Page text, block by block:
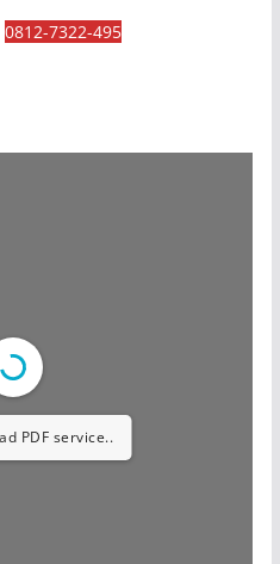
0812-7322-495
PDF service..